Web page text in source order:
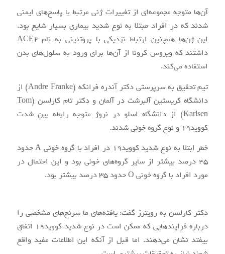
آن‌ها متوجه مجموعه‌ای از تغییرات ژنی مرتبط با پاسخ‌های ایمنی
شدند که در افراد مبتلا به نوع شدید بیماری بسیار شایع بود.
این ژن‌ها همچنین ارتباط نزدیکی با پروتئینی به نام ACE2
داشتند که ویروس کرونا از آن‌ها برای ورود به سلول‌های بدن
استفاده می‌کند.
تیم تحقیق به سرپرستی دکتر آندره فرانکه (Andre Franke) از
دانشگاه کریستین آلبرشت در آلمان و دکتر تام کارلسن (Tom
Karlsen) از دانشگاه اسلو در نروژ متوجه رابطه بین شدت
کووید۱۹ و نوع گروه خونی شدند.
خطر ابتلا به نوع شدید کووید۱۹ در افراد با گروه خونی A حدود
۴۵ درصد بیشتر از سایر گروه‌های خونی بود و این احتمال در
مورد افراد با گروه خونی O حدود ۳۵ درصد بیشتر بود.
دکتر کارلسن به رویترز گفت: یافته‌های ما سرنخ‌های مشخصی را
درباره فرایندهایی که ممکن است در نوع شدید کووید۱۹ اتفاق
بیفتد نشان می‌دهند. اما قبل از آنکه این اطلاعات مفید واقع